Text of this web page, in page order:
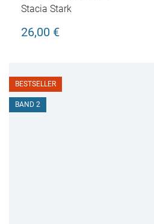
Stacia Stark
26,00 €
BESTSELLER
BAND 2